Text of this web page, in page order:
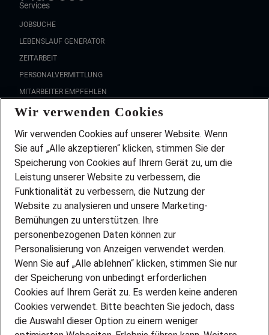
Services
JOBSUCHE
LEBENSLAUF GENERATOR
ZEITARBEIT
PERSONALVERMITTLUNG
MITARBEITER EMPFEHLEN
FAQ
Wir stellen ein!
DEINE BERUFSGRUPPE
DEINE LEBENSSITUATION
PARTNERSHIP WITH AIRBUS
INITIATIV BEWERBEN
ÜBER UNS
STANDORTE
BLOG
PRESSE
KONTAKT
Wir verwenden Cookies
Wir verwenden Cookies auf unserer Website. Wenn
Sie auf „Alle akzeptieren“ klicken, stimmen Sie der
Speicherung von Cookies auf Ihrem Gerät zu, um die
Leistung unserer Website zu verbessern, die
Funktionalität zu verbessern, die Nutzung der
Website zu analysieren und unsere Marketing-
Bemühungen zu unterstützen. Ihre
personenbezogenen Daten können zur
Personalisierung von Anzeigen verwendet werden.
Wenn Sie auf „Alle ablehnen“ klicken, stimmen Sie nur
der Speicherung von unbedingt erforderlichen
Cookies auf Ihrem Gerät zu. Es werden keine anderen
Cookies verwendet. Bitte beachten Sie jedoch, dass
die Auswahl dieser Option zu einem weniger